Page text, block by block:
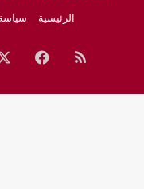
الرئيسية
ملخص
الموقع